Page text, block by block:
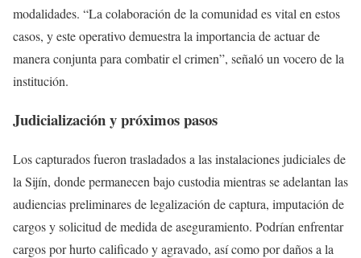
modalidades. “La colaboración de la comunidad es vital en estos
casos, y este operativo demuestra la importancia de actuar de
manera conjunta para combatir el crimen”, señaló un vocero de la
institución.
Judicialización y próximos pasos
Los capturados fueron trasladados a las instalaciones judiciales de
la Sijín, donde permanecen bajo custodia mientras se adelantan las
audiencias preliminares de legalización de captura, imputación de
cargos y solicitud de medida de aseguramiento. Podrían enfrentar
cargos por hurto calificado y agravado, así como por daños a la